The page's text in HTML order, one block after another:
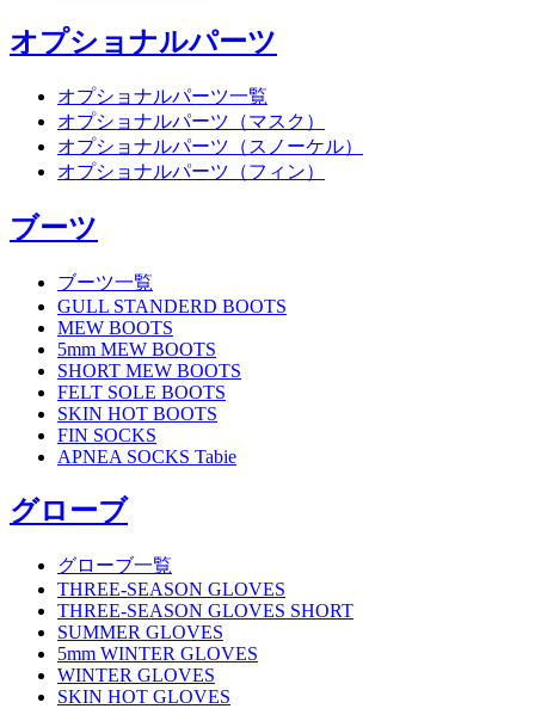
オプショナルパーツ
オプショナルパーツ一覧
オプショナルパーツ（マスク）
オプショナルパーツ（スノーケル）
オプショナルパーツ（フィン）
ブーツ
ブーツ一覧
GULL STANDERD BOOTS
MEW BOOTS
5mm MEW BOOTS
SHORT MEW BOOTS
FELT SOLE BOOTS
SKIN HOT BOOTS
FIN SOCKS
APNEA SOCKS Tabie
グローブ
グローブ一覧
THREE-SEASON GLOVES
THREE-SEASON GLOVES SHORT
SUMMER GLOVES
5mm WINTER GLOVES
WINTER GLOVES
SKIN HOT GLOVES